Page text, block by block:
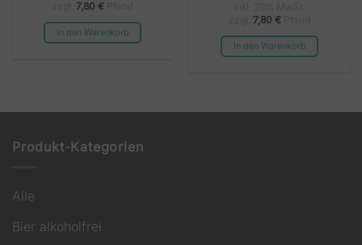
7,80 €
In den Warenkorb
7,80 €
In den Warenkorb
Produkt-Kategorien
Alle
Bier alkoholfrei